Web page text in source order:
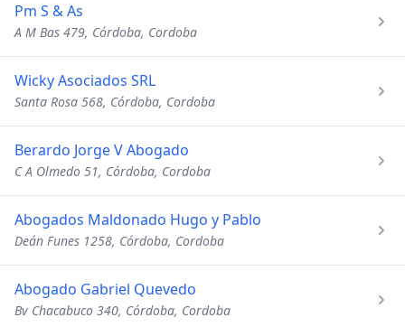
Pm S & As
A M Bas 479, Córdoba, Cordoba
Wicky Asociados SRL
Santa Rosa 568, Córdoba, Cordoba
Berardo Jorge V Abogado
C A Olmedo 51, Córdoba, Cordoba
Abogados Maldonado Hugo y Pablo
Deán Funes 1258, Córdoba, Cordoba
Abogado Gabriel Quevedo
Bv Chacabuco 340, Córdoba, Cordoba